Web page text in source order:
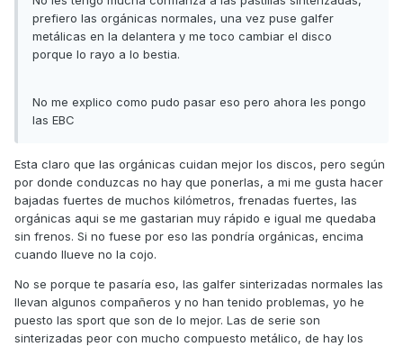
prefiero las orgánicas normales, una vez puse galfer
metálicas en la delantera y me toco cambiar el disco
porque lo rayo a lo bestia.
No me explico como pudo pasar eso pero ahora les pongo
las EBC
Esta claro que las orgánicas cuidan mejor los discos, pero según
por donde conduzcas no hay que ponerlas, a mi me gusta hacer
bajadas fuertes de muchos kilómetros, frenadas fuertes, las
orgánicas aqui se me gastarian muy rápido e igual me quedaba
sin frenos. Si no fuese por eso las pondría orgánicas, encima
cuando llueve no la cojo.
No se porque te pasaría eso, las galfer sinterizadas normales las
llevan algunos compañeros y no han tenido problemas, yo he
puesto las sport que son de lo mejor. Las de serie son
sinterizadas peor con mucho compuesto metálico, de hay los